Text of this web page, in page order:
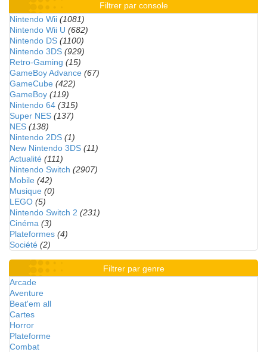
Filtrer par console
Nintendo Wii (1081)
Nintendo Wii U (682)
Nintendo DS (1100)
Nintendo 3DS (929)
Retro-Gaming (15)
GameBoy Advance (67)
GameCube (422)
GameBoy (119)
Nintendo 64 (315)
Super NES (137)
NES (138)
Nintendo 2DS (1)
New Nintendo 3DS (11)
Actualité (111)
Nintendo Switch (2907)
Mobile (42)
Musique (0)
LEGO (5)
Nintendo Switch 2 (231)
Cinéma (3)
Plateformes (4)
Société (2)
Filtrer par genre
Arcade
Aventure
Beat'em all
Cartes
Horror
Plateforme
Combat